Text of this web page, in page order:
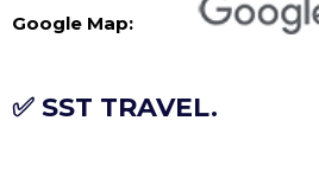
Google Map:
✅ SST TRAVEL.